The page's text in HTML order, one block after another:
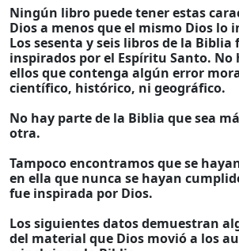
Ningún libro puede tener estas
Dios a menos que el mismo Dios lo
Los sesenta y seis libros de la Biblia
inspirados por el Espíritu Santo.
ellos que contenga algún error
científico, histórico, ni geográfico.
No hay parte de la Biblia que sea
otra.
Tampoco encontramos que se
en ella que nunca se hayan
fue inspirada por Dios.
Los siguientes datos demuestran
del material que Dios movió a los